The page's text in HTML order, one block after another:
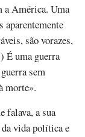
a América. Uma
aparentemente
são vorazes,
É uma guerra
sem
morte».
falava, a sua
vida política e